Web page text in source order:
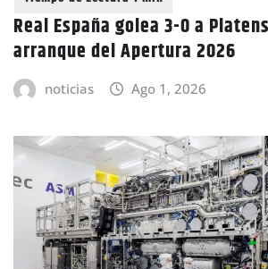
Real España golea 3-0 a
arranque del Apertura 2026
noticias Ago 1, 2026